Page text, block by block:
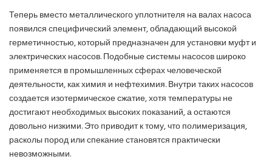
Теперь вместо металлического уплотнителя на валах насоса
появился специфический элемент, обладающий высокой
герметичностью, который предназначен для установки муфт и
электрических насосов. Подобные системы насосов широко
применяется в промышленных сферах человеческой
деятельности, как химия и нефтехимия. Внутри таких насосов
создается изотермическое сжатие, хотя температуры не
достигают необходимых высоких показаний, а остаются
довольно низкими. Это приводит к тому, что полимеризация,
расколы пород или спекание становятся практически
невозможными.